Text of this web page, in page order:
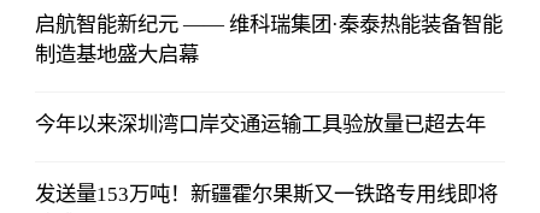
启航智能新纪元 —— 维科瑞集团·秦泰热能装备智能
制造基地盛大启幕
今年以来深圳湾口岸交通运输工具验放量已超去年
发送量153万吨！新疆霍尔果斯又一铁路专用线即将